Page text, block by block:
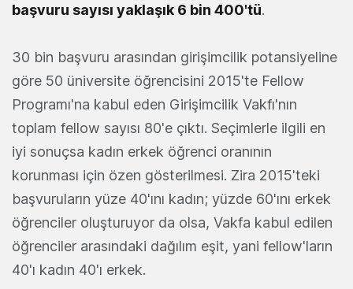
başvuru sayısı yaklaşık 6 bin 400'tü.
30 bin başvuru arasından girişimcilik potansiyeline
göre 50 üniversite öğrencisini 2015'te Fellow
Programı'na kabul eden Girişimcilik Vakfı'nın
toplam fellow sayısı 80'e çıktı. Seçimlerle ilgili en
iyi sonuçsa kadın erkek öğrenci oranının
korunması için özen gösterilmesi. Zira 2015'teki
başvuruların yüze 40'ını kadın; yüzde 60'ını erkek
öğrenciler oluşturuyor da olsa, Vakfa kabul edilen
öğrenciler arasındaki dağılım eşit, yani fellow'ların
40'ı kadın 40'ı erkek.